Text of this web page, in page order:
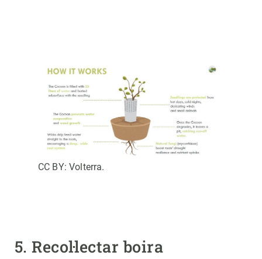
CC BY: Volterra.
5. Recol·lectar boira